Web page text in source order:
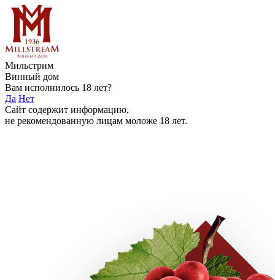
Мильстрим
Винный дом
Вам исполнилось 18 лет?
Да Нет
Сайт содержит информацию,
не рекомендованную лицам моложе 18 лет.